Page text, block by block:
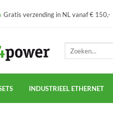
Gratis verzending in NL vanaf € 150,-
INDUSTRIEEL ETHERNET